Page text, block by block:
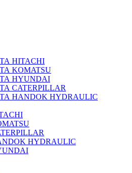
HITACHI
KOMATSU
HYUNDAI
HYDRAULIC
HYDRAULIC